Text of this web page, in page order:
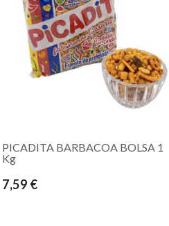
PICADITA BARBACOA BOLSA 1
Kg
7,59 €